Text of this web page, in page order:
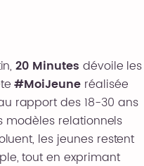
20 Minutes dévoile les
#MoiJeune réalisée
rapport des 18-30 ans
modèles relationnels
les jeunes restent
tout en exprimant